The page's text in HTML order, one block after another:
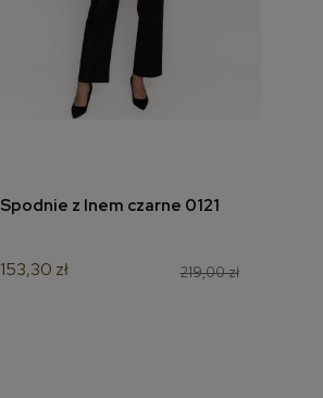
dodaj do koszyka
Spodnie z lnem czarne 0121
219,00 zł
153,30 zł